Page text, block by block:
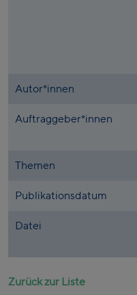
Autor*innen
Auftraggeber*innen
Themen
Publikationsdatum
Datei
Zurück zur Liste